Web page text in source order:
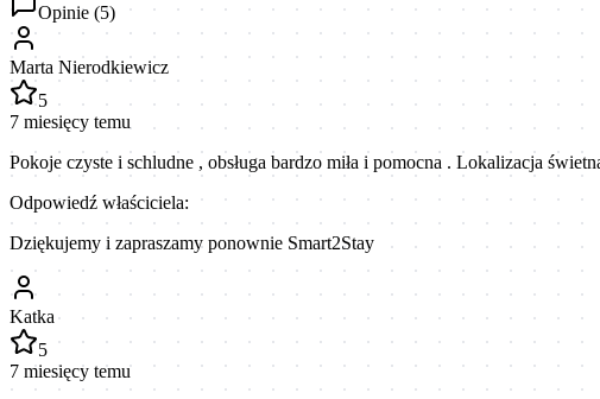
Opinie (5)
Marta Nierodkiewicz
5
7 miesięcy temu
Pokoje czyste i schludne , obsługa bardzo miła i pomocna . Lokalizacja
Odpowiedź właściciela:
Dziękujemy i zapraszamy ponownie Smart2Stay
Katka
5
7 miesięcy temu